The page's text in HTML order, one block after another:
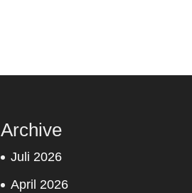
Archive
Juli 2026
April 2026